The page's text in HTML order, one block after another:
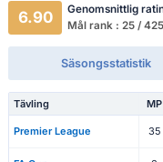
6.90
Genomsnittlig
Mål rank : 25 /
Säsongsstatistik
Tävling MP
Premier League 35